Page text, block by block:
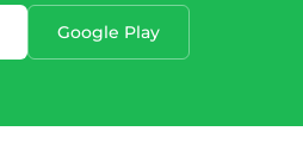
Google Play